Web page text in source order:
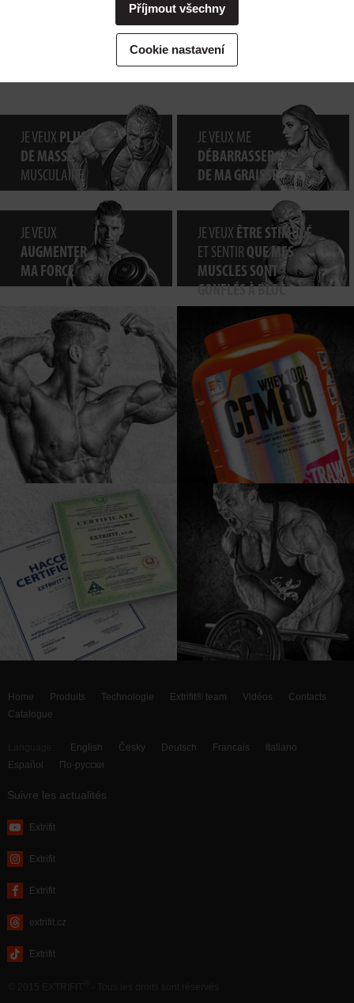
JE VEUX PLUS
DE MASSE
MUSCULAIRE
JE VEUX ME
DÉBARRASSER
DE MA GRAISSE
JE VEUX
AUGMENTER
MA FORCE
JE VEUX ÊTRE STIMULÉ
ET SENTIR QUE MES
MUSCLES SONT
GONFLÉS À BLOC
Home Produits Technologie Extrifit® team Vidéos
Contacts
Catalogue
English Česky Deutsch Francais
Italiano
Español
По-русски
Suivre les actualités
Extrifit
Extrifit
Extrifit
extrifit.cz
Extrifit
potřebovali ohledně výkonu vašich práv v souvislosti se zpracováním cookies
Podrobné informace k souborům cookies a více o tom, kdo jsme a jak
Cookie nastavení
Příjmout všechny